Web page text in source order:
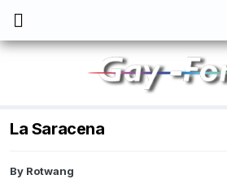
La Saracena
By Rotwang